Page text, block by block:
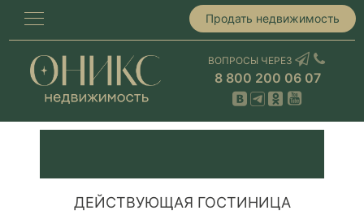
Продать недвижимость
ВОПРОСЫ ЧЕРЕЗ
8 800 200 06 07
ДЕЙСТВУЮЩАЯ ГОСТИНИЦА